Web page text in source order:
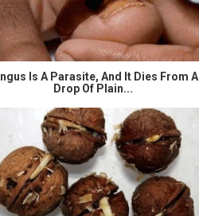
Is A Parasite, And It Dies From A
Drop Of Plain...